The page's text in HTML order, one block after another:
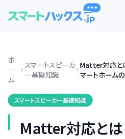
ホ
ー
ム
スマートスピーカ
ー基礎知識
Matter対応と
マートホーム
スマートスピーカー基礎知識
Matter対応と